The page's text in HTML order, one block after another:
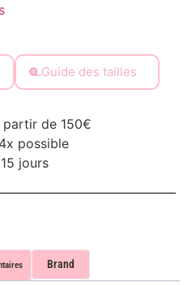
Guide des tailles
de 150€
possible
jours
Brand